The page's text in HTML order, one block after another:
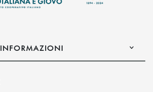
INFORMAZIONI